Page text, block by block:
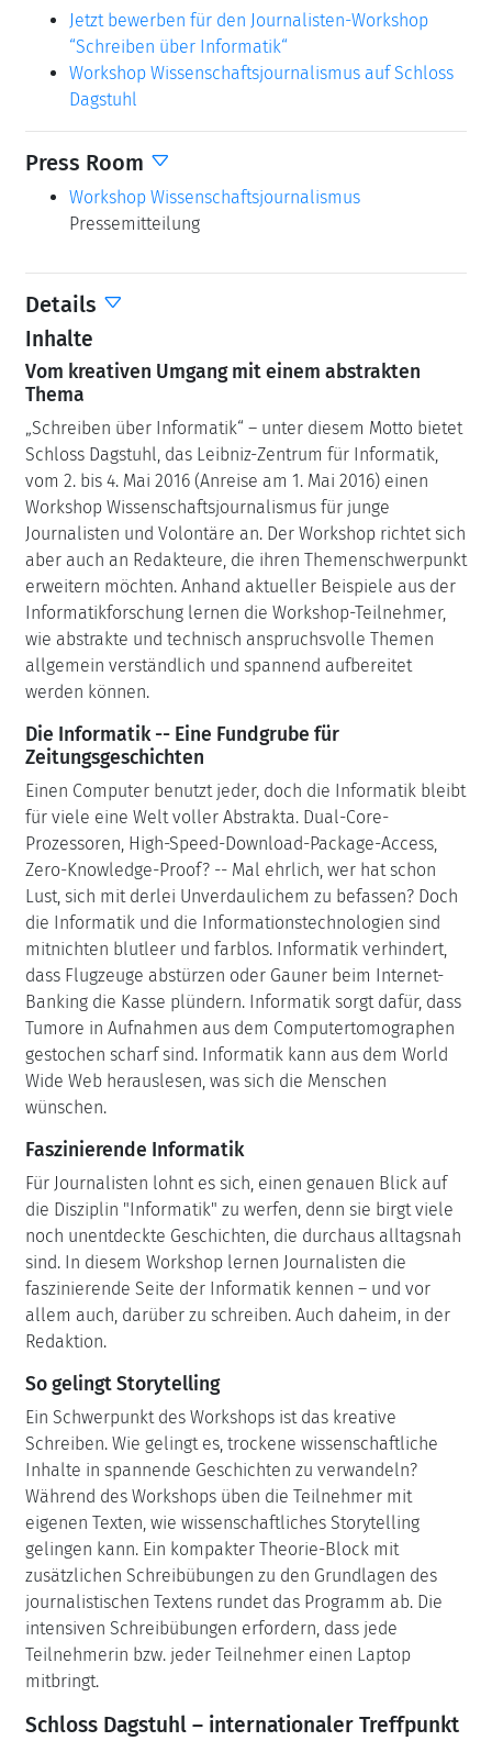
Jetzt bewerben für den Journalisten-Workshop
“Schreiben über Informatik“
Workshop Wissenschaftsjournalismus auf Schloss
Dagstuhl
Press Room
Workshop Wissenschaftsjournalismus
Pressemitteilung
Details
Inhalte
Vom kreativen Umgang mit einem abstrakten
Thema
„Schreiben über Informatik“ – unter diesem Motto bietet
Schloss Dagstuhl, das Leibniz-Zentrum für Informatik,
vom 2. bis 4. Mai 2016 (Anreise am 1. Mai 2016) einen
Workshop Wissenschaftsjournalismus für junge
Journalisten und Volontäre an. Der Workshop richtet sich
aber auch an Redakteure, die ihren Themenschwerpunkt
erweitern möchten. Anhand aktueller Beispiele aus der
Informatikforschung lernen die Workshop-Teilnehmer,
wie abstrakte und technisch anspruchsvolle Themen
allgemein verständlich und spannend aufbereitet
werden können.
Die Informatik -- Eine Fundgrube für
Zeitungsgeschichten
Einen Computer benutzt jeder, doch die Informatik bleibt
für viele eine Welt voller Abstrakta. Dual-Core-
Prozessoren, High-Speed-Download-Package-Access,
Zero-Knowledge-Proof? -- Mal ehrlich, wer hat schon
Lust, sich mit derlei Unverdaulichem zu befassen? Doch
die Informatik und die Informationstechnologien sind
mitnichten blutleer und farblos. Informatik verhindert,
dass Flugzeuge abstürzen oder Gauner beim Internet-
Banking die Kasse plündern. Informatik sorgt dafür, dass
Tumore in Aufnahmen aus dem Computertomographen
gestochen scharf sind. Informatik kann aus dem World
Wide Web herauslesen, was sich die Menschen
wünschen.
Faszinierende Informatik
Für Journalisten lohnt es sich, einen genauen Blick auf
die Disziplin "Informatik" zu werfen, denn sie birgt viele
noch unentdeckte Geschichten, die durchaus alltagsnah
sind. In diesem Workshop lernen Journalisten die
faszinierende Seite der Informatik kennen – und vor
allem auch, darüber zu schreiben. Auch daheim, in der
Redaktion.
So gelingt Storytelling
Ein Schwerpunkt des Workshops ist das kreative
Schreiben. Wie gelingt es, trockene wissenschaftliche
Inhalte in spannende Geschichten zu verwandeln?
Während des Workshops üben die Teilnehmer mit
eigenen Texten, wie wissenschaftliches Storytelling
gelingen kann. Ein kompakter Theorie-Block mit
zusätzlichen Schreibübungen zu den Grundlagen des
journalistischen Textens rundet das Programm ab. Die
intensiven Schreibübungen erfordern, dass jede
Teilnehmerin bzw. jeder Teilnehmer einen Laptop
mitbringt.
Schloss Dagstuhl – internationaler Treffpunkt